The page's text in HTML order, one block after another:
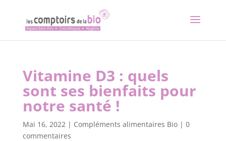
Vitamine D3 : quels
sont ses bienfaits pour
notre santé !
Mai 16, 2022| Compléments alimentaires Bio| 0
commentaires